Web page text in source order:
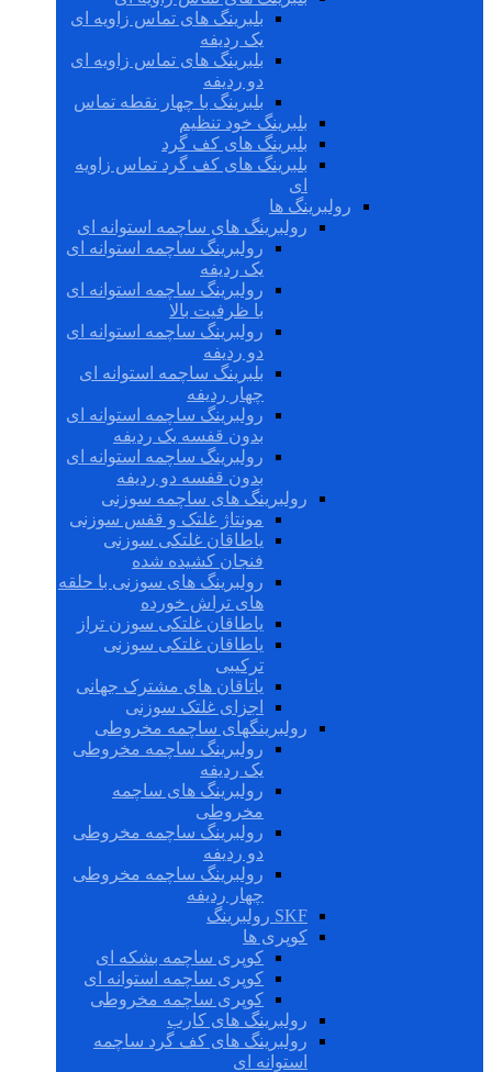
بلبرینگ های تماس زاویه ای
یک ردیفه
بلبرینگ های تماس زاویه ای
دو ردیفه
بلبرینگ با چهار نقطه تماس
بلبرینگ خود تنظیم
بلبرینگ های کف گرد
بلبرینگ های کف گرد تماس زاویه
ای
رولبرینگ ها
رولبرینگ های ساچمه استوانه ای
رولبرینگ ساچمه استوانه ای
یک ردیفه
رولبرینگ ساچمه استوانه ای
با ظرفیت بالا
رولبرینگ ساچمه استوانه ای
دو ردیفه
بلبرینگ ساچمه استوانه ای
چهار ردیفه
رولبرینگ ساچمه استوانه ای
بدون قفسه یک ردیفه
رولبرینگ ساچمه استوانه ای
بدون قفسه دو ردیفه
رولبرینگ های ساچمه سوزنی
مونتاژ غلتک و قفس سوزنی
یاطاقان غلتکی سوزنی
فنجان کشیده شده
رولبرینگ های سوزنی با حلقه
های تراش خورده
یاطاقان غلتکی سوزن تراز
یاطاقان غلتکی سوزنی
ترکیبی
یاتاقان های مشترک جهانی
اجزای غلتک سوزنی
رولبرینگهای ساچمه مخروطی
رولبرینگ ساچمه مخروطی
یک ردیفه
رولبرینگ های ساچمه
مخروطی
رولبرینگ ساچمه مخروطی
دو ردیفه
رولبرینگ ساچمه مخروطی
چهار ردیفه
SKF رولبرینگ
کوپری ها
کوپری ساچمه بشکه ای
کوپری ساچمه استوانه ای
کوپری ساچمه مخروطی
رولبرینگ های کارب
رولبرینگ های کف گرد ساچمه
استوانه ای